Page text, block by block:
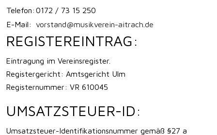
Telefon: 0172 / 73 15 250
E-Mail: vorstand@musikverein-aitrach.de
REGISTEREINTRAG:
Eintragung im Vereinsregister.
Registergericht: Amtsgericht Ulm
Registernummer: VR 610045
UMSATZSTEUER-ID:
Umsatzsteuer-Identifikationsnummer gemäß §27 a